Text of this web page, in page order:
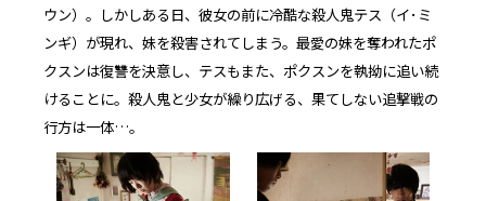
ウン）。しかしある日、彼女の前に冷酷な殺人鬼テス（イ･ミ
ンギ）が現れ、妹を殺害されてしまう。最愛の妹を奪われたポ
クスンは復讐を決意し、テスもまた、ポクスンを執拗に追い続
けることに。殺人鬼と少女が繰り広げる、果てしない追撃戦の
行方は一体…。